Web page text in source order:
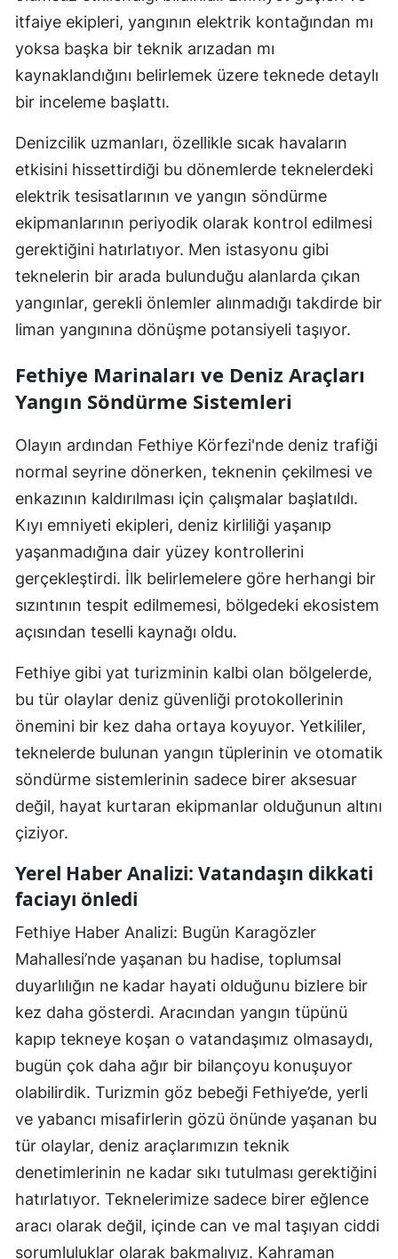
itfaiye ekipleri, yangının elektrik kontağından mı
yoksa başka bir teknik arızadan mı
kaynaklandığını belirlemek üzere teknede detaylı
bir inceleme başlattı.
Denizcilik uzmanları, özellikle sıcak havaların
etkisini hissettirdiği bu dönemlerde teknelerdeki
elektrik tesisatlarının ve yangın söndürme
ekipmanlarının periyodik olarak kontrol edilmesi
gerektiğini hatırlatıyor. Men istasyonu gibi
teknelerin bir arada bulunduğu alanlarda çıkan
yangınlar, gerekli önlemler alınmadığı takdirde bir
liman yangınına dönüşme potansiyeli taşıyor.
Fethiye Marinaları ve Deniz Araçları
Yangın Söndürme Sistemleri
Olayın ardından Fethiye Körfezi'nde deniz trafiği
normal seyrine dönerken, teknenin çekilmesi ve
enkazının kaldırılması için çalışmalar başlatıldı.
Kıyı emniyeti ekipleri, deniz kirliliği yaşanıp
yaşanmadığına dair yüzey kontrollerini
gerçekleştirdi. İlk belirlemelere göre herhangi bir
sızıntının tespit edilmemesi, bölgedeki ekosistem
açısından teselli kaynağı oldu.
Fethiye gibi yat turizminin kalbi olan bölgelerde,
bu tür olaylar deniz güvenliği protokollerinin
önemini bir kez daha ortaya koyuyor. Yetkililer,
teknelerde bulunan yangın tüplerinin ve otomatik
söndürme sistemlerinin sadece birer aksesuar
değil, hayat kurtaran ekipmanlar olduğunun altını
çiziyor.
Yerel Haber Analizi: Vatandaşın dikkati
faciayı önledi
Fethiye Haber Analizi: Bugün Karagözler
Mahallesi’nde yaşanan bu hadise, toplumsal
duyarlılığın ne kadar hayati olduğunu bizlere bir
kez daha gösterdi. Aracından yangın tüpünü
kapıp tekneye koşan o vatandaşımız olmasaydı,
bugün çok daha ağır bir bilançoyu konuşuyor
olabilirdik. Turizmin göz bebeği Fethiye’de, yerli
ve yabancı misafirlerin gözü önünde yaşanan bu
tür olaylar, deniz araçlarımızın teknik
denetimlerinin ne kadar sıkı tutulması gerektiğini
hatırlatıyor. Teknelerimize sadece birer eğlence
aracı olarak değil, içinde can ve mal taşıyan ciddi
sorumluluklar olarak bakmalıyız. Kahraman